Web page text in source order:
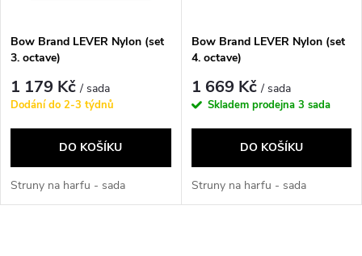
Bow Brand LEVER Nylon (set
3. octave)
1 179 Kč/ sada
Dodání do 2-3 týdnů
DO KOŠÍKU
Struny na harfu - sada
Bow Brand LEVER Nylon (set
4. octave)
1 669 Kč/ sada
Skladem prodejna 3 sada
DO KOŠÍKU
Struny na harfu - sada